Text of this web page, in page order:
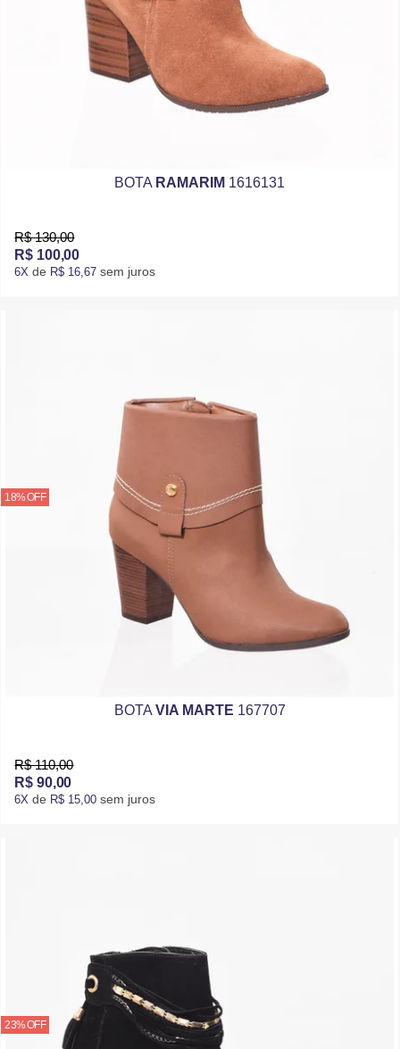
BOTA RAMARIM 1616131
R$ 130,00
R$ 100,00
6X de R$ 16,67 sem juros
18% OFF
BOTA VIA MARTE 167707
R$ 110,00
R$ 90,00
6X de R$ 15,00 sem juros
23% OFF